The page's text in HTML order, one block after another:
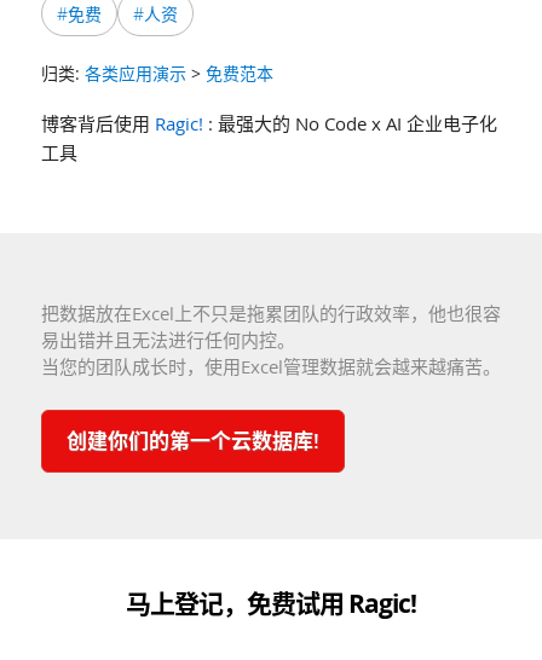
#免费 #人资
归类: 各类应用演示> 免费范本
博客背后使用 Ragic! : 最强大的 No Code x AI 企业电子化
工具
把数据放在Excel上不只是拖累团队的行政效率，他也很容
易出错并且无法进行任何内控。
当您的团队成长时，使用Excel管理数据就会越来越痛苦。
创建你们的第一个云数据库!
马上登记，免费试用 Ragic!